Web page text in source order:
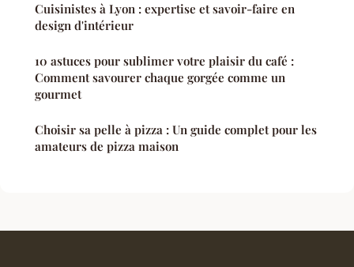
Cuisinistes à Lyon : expertise et savoir-faire en
design d'intérieur
10 astuces pour sublimer votre plaisir du café :
Comment savourer chaque gorgée comme un
gourmet
Choisir sa pelle à pizza : Un guide complet pour les
amateurs de pizza maison